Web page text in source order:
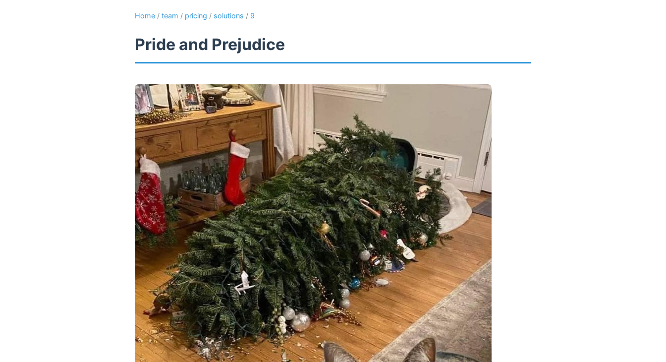
Home / team / pricing / solutions / 9
Pride and Prejudice